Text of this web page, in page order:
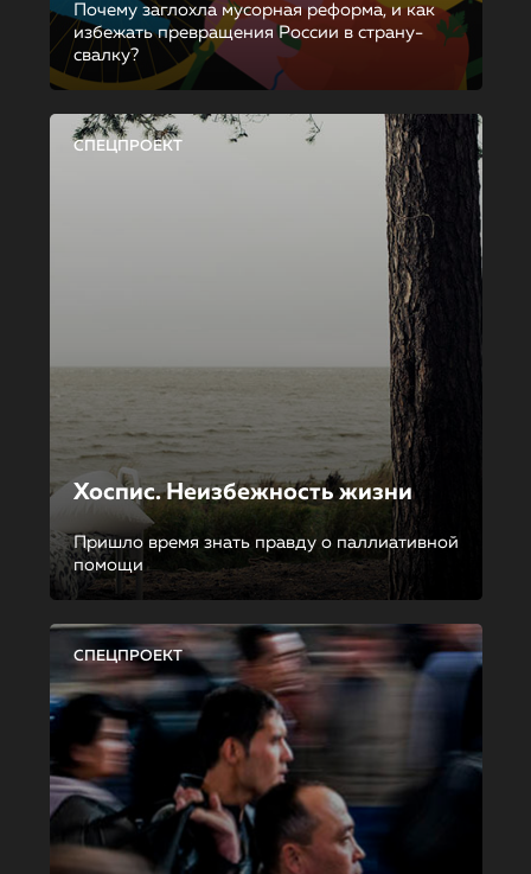
Почему заглохла мусорная реформа, и как
избежать превращения России в страну-
свалку?
СПЕЦПРОЕКТ
Хоспис. Неизбежность жизни
Пришло время знать правду о паллиативной
помощи
СПЕЦПРОЕКТ